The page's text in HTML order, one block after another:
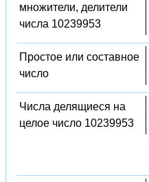
множители, делители
числа 10239953
Простое или составное
число
Числа делящиеся на
целое число 10239953